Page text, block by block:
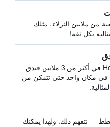
من ملايين النزلاء، مثلك
بكل ثقة!
يبحث HotelsCombined في أكثر من 3 ملايين فندق
في مكان واحد حتى تتمكن من
— نتفهم ذلك. ولهذا يمكنك